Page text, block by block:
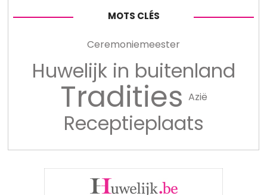
MOTS CLÉS
Ceremoniemeester
Huwelijk in buitenland
Tradities Azië
Receptieplaats